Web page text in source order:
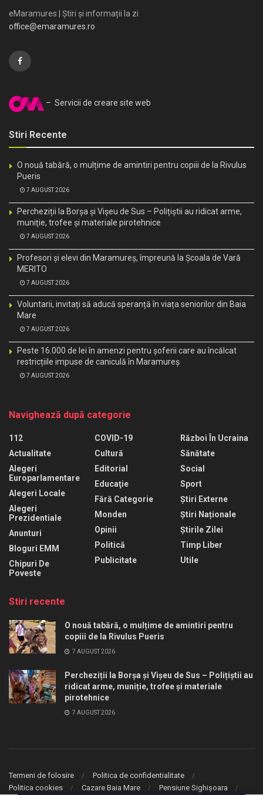
eMaramures | Știri și informații la zi
office@emaramures.ro
– Servicii de creare site web
Stiri Recente
O nouă tabără, o mulțime de amintiri pentru copiii de la Rivulus
Pueris
7 AUGUST 2026
Percheziții la Borșa și Vișeu de Sus – Polițiștii au ridicat arme,
muniție, trofee și materiale pirotehnice
7 AUGUST 2026
Profesori și elevi din Maramureș, împreună la Școala de Vară
MERITO
7 AUGUST 2026
Voluntarii, invitați să aducă speranță în viața seniorilor din Baia
Mare
7 AUGUST 2026
Peste 16.000 de lei în amenzi pentru șoferii care au încălcat
restricțiile impuse de caniculă în Maramureș
7 AUGUST 2026
Navighează după categorie
112
Actualitate
Alegeri
Europarlamentare
Alegeri Locale
Alegeri
Prezidentiale
Anunturi
Bloguri EMM
Chipuri De
Poveste
COVID-19
Cultură
Editorial
Educaţie
Fără Categorie
Monden
Opinii
Politică
Publicitate
Război În Ucraina
Sănătate
Social
Sport
Știri Externe
Știri Naționale
Știrile Zilei
Timp Liber
Utile
Stiri recente
O nouă tabără, o mulțime de amintiri pentru
copiii de la Rivulus Pueris
7 AUGUST 2026
Percheziții la Borșa și Vișeu de Sus – Polițiștii au
ridicat arme, muniție, trofee și materiale
pirotehnice
7 AUGUST 2026
Termeni de folosire
Politica de confidentialitate
Politica cookies
Cazare Baia Mare Pensiune Sighișoara